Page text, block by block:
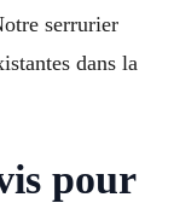
serrurier
dans la
pour